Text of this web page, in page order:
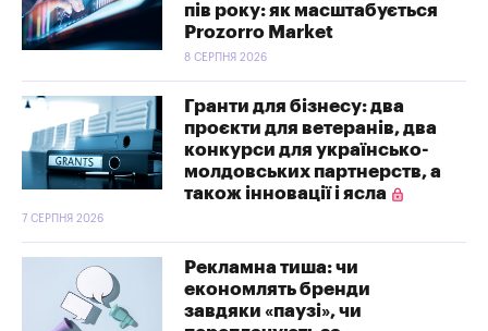
пів року: як масштабується
Prozorro Market
8 СЕРПНЯ 2026
Гранти для бізнесу: два
проєкти для ветеранів, два
конкурси для українсько-
молдовських партнерств, а
також інновації і ясла
7 СЕРПНЯ 2026
Рекламна тиша: чи
економлять бренди
завдяки «паузі», чи